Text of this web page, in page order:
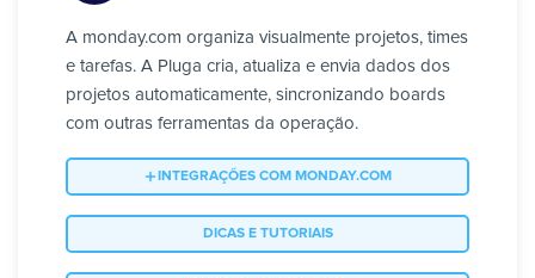
A monday.com organiza visualmente projetos, times
e tarefas. A Pluga cria, atualiza e envia dados dos
projetos automaticamente, sincronizando boards
com outras ferramentas da operação.
INTEGRAÇÕES COM MONDAY.COM
DICAS E TUTORIAIS